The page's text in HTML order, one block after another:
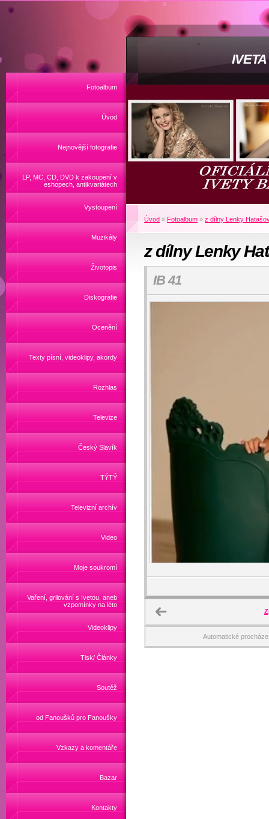
Fotoalbum
Úvod
Nejnovější fotografie
LP, MC, CD, DVD k zakoupení v
eshopech, antikvariátech
Vystoupení
Muzikály
Životopis
Diskografie
Ocenění
Texty písní, videoklipy, akordy
Rozhlas
Televize
Český Slavík
TÝTÝ
Televizní archív
Video
Moje soukromí
Vaření, grilování s Ivetou, aneb
vzpomínky na léto
Videoklipy
Tisk/ Články
Soutěž
od Fanoušků pro Fanoušky
Vzkazy a komentáře
Bazar
Kontakty
Úvod » Fotoalbum » z dílny Lenky
z dílny Lenky
IB 41
Automatické